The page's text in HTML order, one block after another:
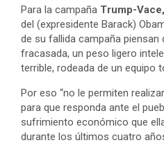
Para la campaña Trump-Vace,
del (expresidente Barack)
de su fallida campaña piensan
fracasada, un peso ligero
terrible, rodeada de un equipo
Por eso “no le permiten
para que responda ante el
sufrimiento económico que
durante los últimos cuatro